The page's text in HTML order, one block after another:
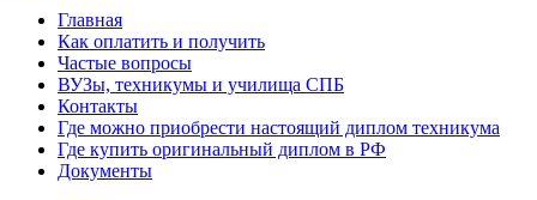
Главная
Как оплатить и получить
Частые вопросы
ВУЗы, техникумы и училища СПБ
Контакты
Где можно приобрести настоящий диплом техникума
Где купить оригинальный диплом в РФ
Документы